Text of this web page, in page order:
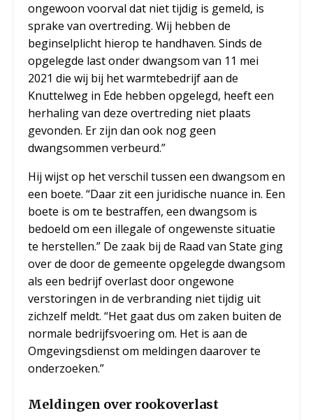
ongewoon voorval dat niet tijdig is gemeld, is
sprake van overtreding. Wij hebben de
beginselplicht hierop te handhaven. Sinds de
opgelegde last onder dwangsom van 11 mei
2021 die wij bij het warmtebedrijf aan de
Knuttelweg in Ede hebben opgelegd, heeft een
herhaling van deze overtreding niet plaats
gevonden. Er zijn dan ook nog geen
dwangsommen verbeurd.”
Hij wijst op het verschil tussen een dwangsom en
een boete. “Daar zit een juridische nuance in. Een
boete is om te bestraffen, een dwangsom is
bedoeld om een illegale of ongewenste situatie
te herstellen.” De zaak bij de Raad van State ging
over de door de gemeente opgelegde dwangsom
als een bedrijf overlast door ongewone
verstoringen in de verbranding niet tijdig uit
zichzelf meldt. “Het gaat dus om zaken buiten de
normale bedrijfsvoering om. Het is aan de
Omgevingsdienst om meldingen daarover te
onderzoeken.”
Meldingen over rookoverlast